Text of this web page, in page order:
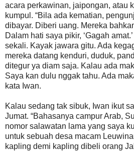
acara perkawinan, jaipongan, atau
kumpul. “Bila ada kematian,
dibayar. Diberi uang. Mereka
Dalam hati saya pikir, ‘Gagah
sekali. Kayak jawara gitu. Ada
mereka datang kenduri, duduk,
ditegur ya diam saja. Kalau ada
Saya kan dulu nggak tahu. Ada
kata Iwan.
Kalau sedang tak sibuk, Iwan ikut
Jumat. “Bahasanya campur Arab,
nomor salawatan lama yang saya
untuk sebuah desa macam
kapling demi kapling dibeli orang